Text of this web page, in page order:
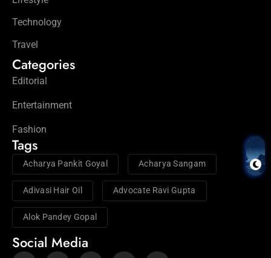
Technology
Travel
Categories
Editorial
Entertainment
Fashion
Tags
Acharya Pankit Goyal Acharya Sangam
Adivasi Hair Oil Advocate Ravi Gupta
Alok Pandey Gopal
Social Media